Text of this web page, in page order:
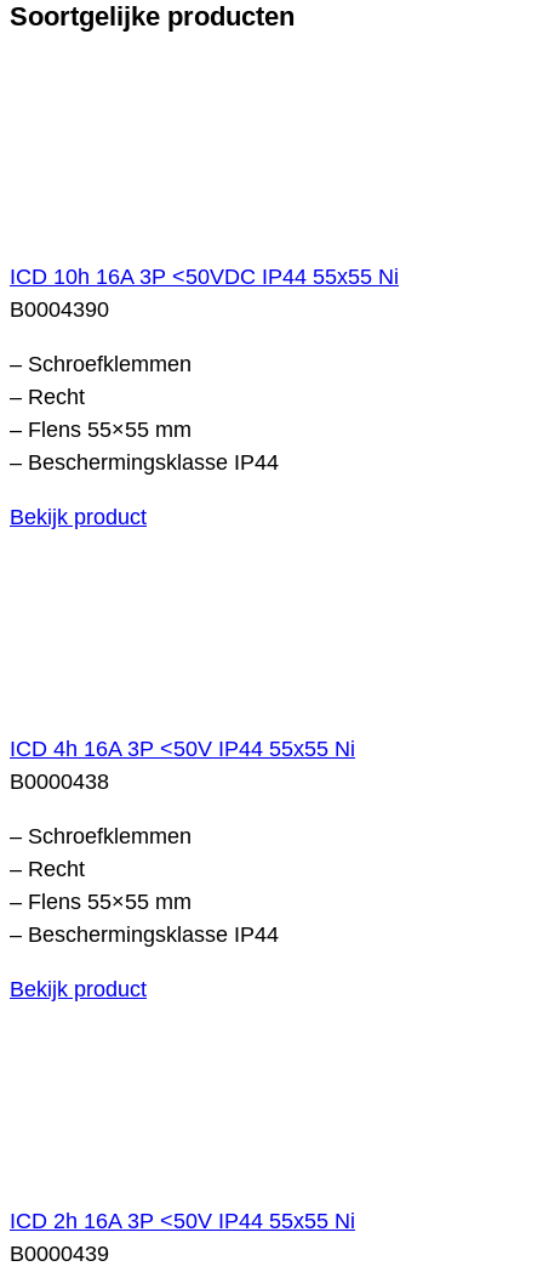
Soortgelijke producten
ICD 10h 16A 3P <50VDC IP44 55x55 Ni
B0004390
– Schroefklemmen
– Recht
– Flens 55×55 mm
– Beschermingsklasse IP44
Bekijk product
ICD 4h 16A 3P <50V IP44 55x55 Ni
B0000438
– Schroefklemmen
– Recht
– Flens 55×55 mm
– Beschermingsklasse IP44
Bekijk product
ICD 2h 16A 3P <50V IP44 55x55 Ni
B0000439